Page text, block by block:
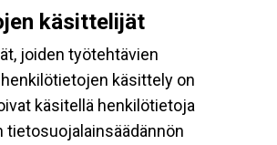
käsittelijät
joiden työtehtävien
käsittely on
käsitellä henkilötietoja
tietosuojalainsäädännön